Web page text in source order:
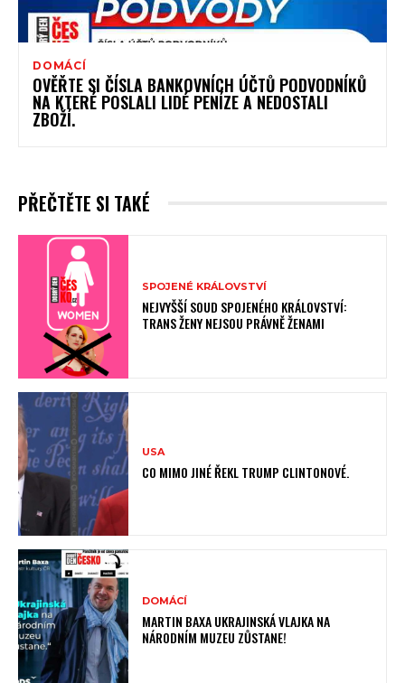
DOMÁCÍ
OVĚŘTE SI ČÍSLA BANKOVNÍCH ÚČTŮ PODVODNÍKŮ
NA KTERÉ POSLALI LIDÉ PENÍZE A NEDOSTALI
ZBOŽÍ.
PŘEČTĚTE SI TAKÉ
SPOJENÉ KRÁLOVSTVÍ
NEJVYŠŠÍ SOUD SPOJENÉHO KRÁLOVSTVÍ:
TRANS ŽENY NEJSOU PRÁVNĚ ŽENAMI
USA
CO MIMO JINÉ ŘEKL TRUMP CLINTONOVÉ.
DOMÁCÍ
MARTIN BAXA UKRAJINSKÁ VLAJKA NA
NÁRODNÍM MUZEU ZŮSTANE!